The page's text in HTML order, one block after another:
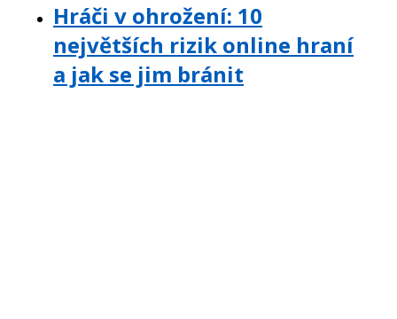
Hráči v ohrožení: 10
největších rizik online hraní
a jak se jim bránit